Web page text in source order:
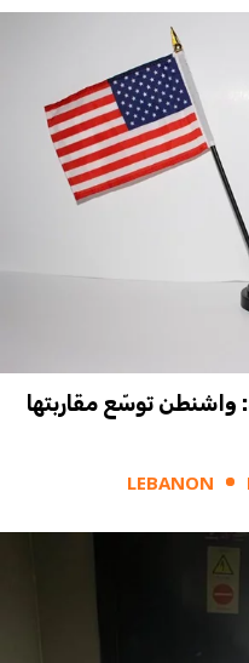
توسّع مقاربتها
LEBANON